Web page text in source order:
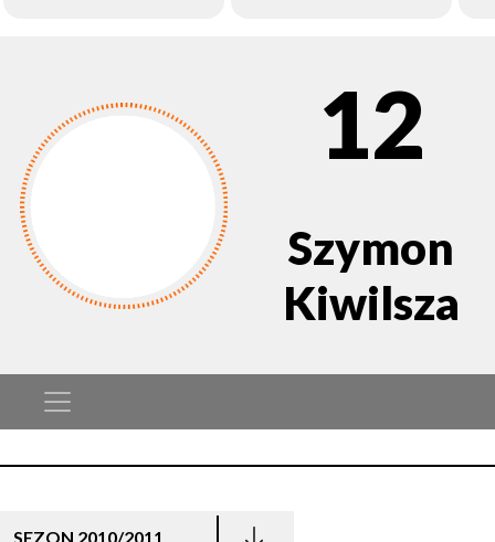
12
Szymon
Kiwilsza
SEZON 2010/2011